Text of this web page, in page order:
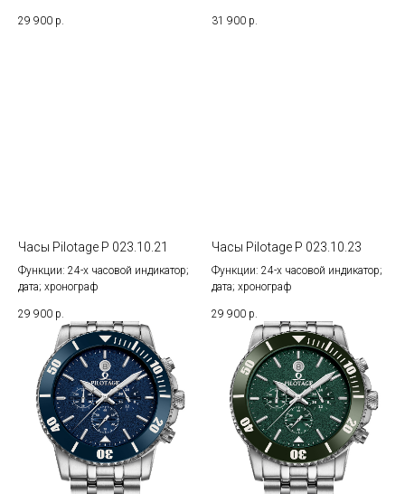
29 900 р. 31 900 р.
Часы Pilotage P 023.10.21
Функции: 24-х часовой индикатор;
дата; хронограф
29 900 р.
Часы Pilotage P 023.10.23
Функции: 24-х часовой индикатор;
дата; хронограф
29 900 р.